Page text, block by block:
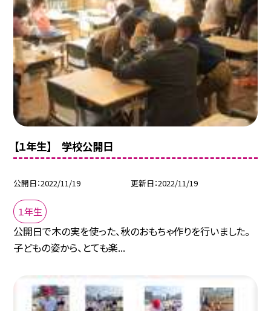
【１年生】 学校公開日
公開日 2022/11/19 更新日 2022/11/19
１年生
公開日で木の実を使った、秋のおもちゃ作りを行いました。
子どもの姿から、とても楽...